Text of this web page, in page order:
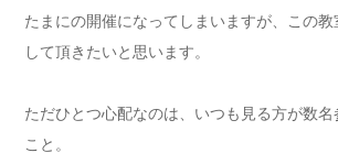
たまにの開催になってしまいますが、この
して頂きたいと思います。
ただひとつ心配なのは、いつも見る方が数名
こと。